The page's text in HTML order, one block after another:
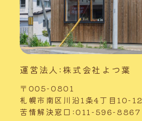
運営法人:株式会社よつ葉
〒005-0801
札幌市南区川沿1条4丁目10-12
苦情解決窓口:011-596-8867